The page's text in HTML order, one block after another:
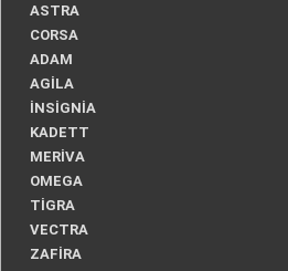
ASTRA
CORSA
ADAM
AGİLA
İNSİGNİA
KADETT
MERİVA
OMEGA
TİGRA
VECTRA
ZAFİRA